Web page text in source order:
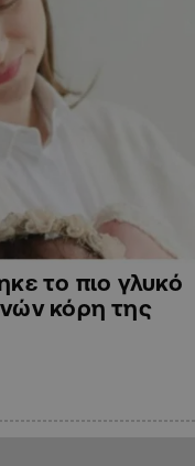
το πιο γλυκό
κόρη της